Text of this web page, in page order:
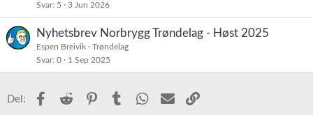
Svar 5 3 Jun 2026
Nyhetsbrev Norbrygg Trøndelag - Høst 2025
Espen Breivik
Trøndelag
Svar 0 1 Sep 2025
Del: Facebook
Reddit PinterestTumblr WhatsApp
E-post